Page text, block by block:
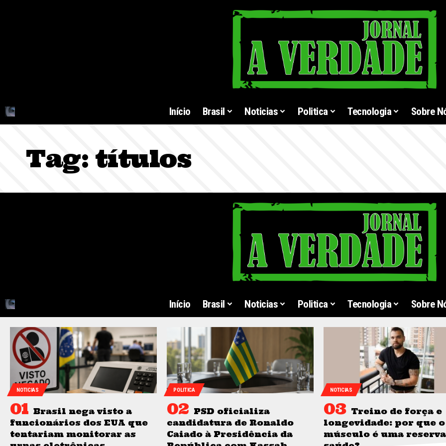
Início Brasil Noticias Politica Tecnologia Sobre
Tag: títulos
Início Brasil Noticias Politica Tecnologia Sobre
NOTICIAS
Brasil nega visto a
funcionários dos EUA que
tentariam monitorar as
POLITICA
PSD oficializa
candidatura de Ronaldo
Caiado à Presidência da
NOTICIAS
Treino de força e
longevidade: por que o
músculo é uma